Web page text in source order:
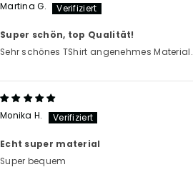
Martina G.
Super schön, top Qualität!
Sehr schönes TShirt angenehmes Material.
Monika H.
Echt super material
Super bequem